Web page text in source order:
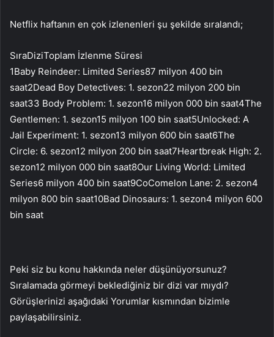
Netflix haftanın en çok izlenenleri şu şekilde sıralandı;
SıraDiziToplam İzlenme Süresi
1Baby Reindeer: Limited Series87 milyon 400 bin
saat2Dead Boy Detectives: 1. sezon22 milyon 200 bin
saat33 Body Problem: 1. sezon16 milyon 000 bin saat4The
Gentlemen: 1. sezon15 milyon 100 bin saat5Unlocked: A
Jail Experiment: 1. sezon13 milyon 600 bin saat6The
Circle: 6. sezon12 milyon 200 bin saat7Heartbreak High: 2.
sezon12 milyon 000 bin saat8Our Living World: Limited
Series6 milyon 400 bin saat9CoComelon Lane: 2. sezon4
milyon 800 bin saat10Bad Dinosaurs: 1. sezon4 milyon 600
bin saat
Peki siz bu konu hakkında neler düşünüyorsunuz?
Sıralamada görmeyi beklediğiniz bir dizi var mıydı?
Görüşlerinizi aşağıdaki Yorumlar kısmından bizimle
paylaşabilirsiniz.